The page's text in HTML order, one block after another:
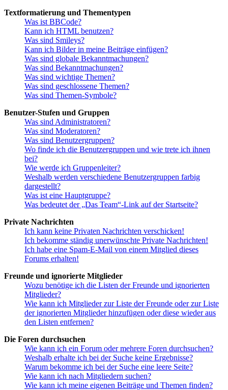
Textformatierung und Thementypen
Was ist BBCode?
Kann ich HTML benutzen?
Was sind Smileys?
Kann ich Bilder in meine Beiträge einfügen?
Was sind globale Bekanntmachungen?
Was sind Bekanntmachungen?
Was sind wichtige Themen?
Was sind geschlossene Themen?
Was sind Themen-Symbole?
Benutzer-Stufen und Gruppen
Was sind Administratoren?
Was sind Moderatoren?
Was sind Benutzergruppen?
Wo finde ich die Benutzergruppen und wie trete ich ihnen
bei?
Wie werde ich Gruppenleiter?
Weshalb werden verschiedene Benutzergruppen farbig
dargestellt?
Was ist eine Hauptgruppe?
Was bedeutet der „Das Team“-Link auf der Startseite?
Private Nachrichten
Ich kann keine Privaten Nachrichten verschicken!
Ich bekomme ständig unerwünschte Private Nachrichten!
Ich habe eine Spam-E-Mail von einem Mitglied dieses
Forums erhalten!
Freunde und ignorierte Mitglieder
Wozu benötige ich die Listen der Freunde und ignorierten
Mitglieder?
Wie kann ich Mitglieder zur Liste der Freunde oder zur Liste
der ignorierten Mitglieder hinzufügen oder diese wieder aus
den Listen entfernen?
Die Foren durchsuchen
Wie kann ich ein Forum oder mehrere Foren durchsuchen?
Weshalb erhalte ich bei der Suche keine Ergebnisse?
Warum bekomme ich bei der Suche eine leere Seite?
Wie kann ich nach Mitgliedern suchen?
Wie kann ich meine eigenen Beiträge und Themen finden?